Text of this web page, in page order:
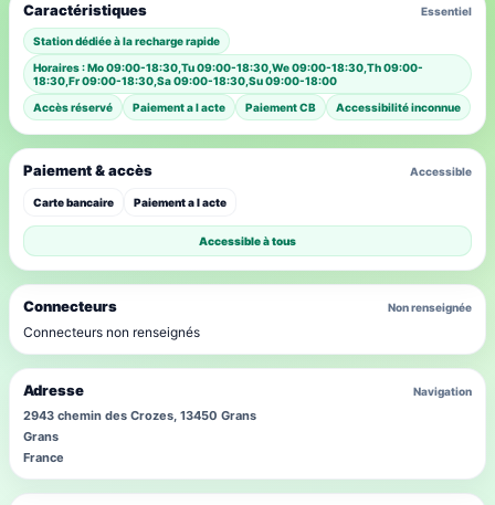
Caractéristiques Essentiel
Station dédiée à la recharge rapide
Horaires : Mo 09:00-18:30,Tu 09:00-18:30,We 09:00-18:30,Th 09:00-
18:30,Fr 09:00-18:30,Sa 09:00-18:30,Su 09:00-18:00
Accès réservé
Paiement a l acte Paiement CB Accessibilité inconnue
Connecteurs Non renseignée
Connecteurs non renseignés
Paiement & accès Accessible
Carte bancaire Paiement a l acte
Accessible à tous
Adresse Navigation
2943 chemin des Crozes, 13450 Grans
Grans
France